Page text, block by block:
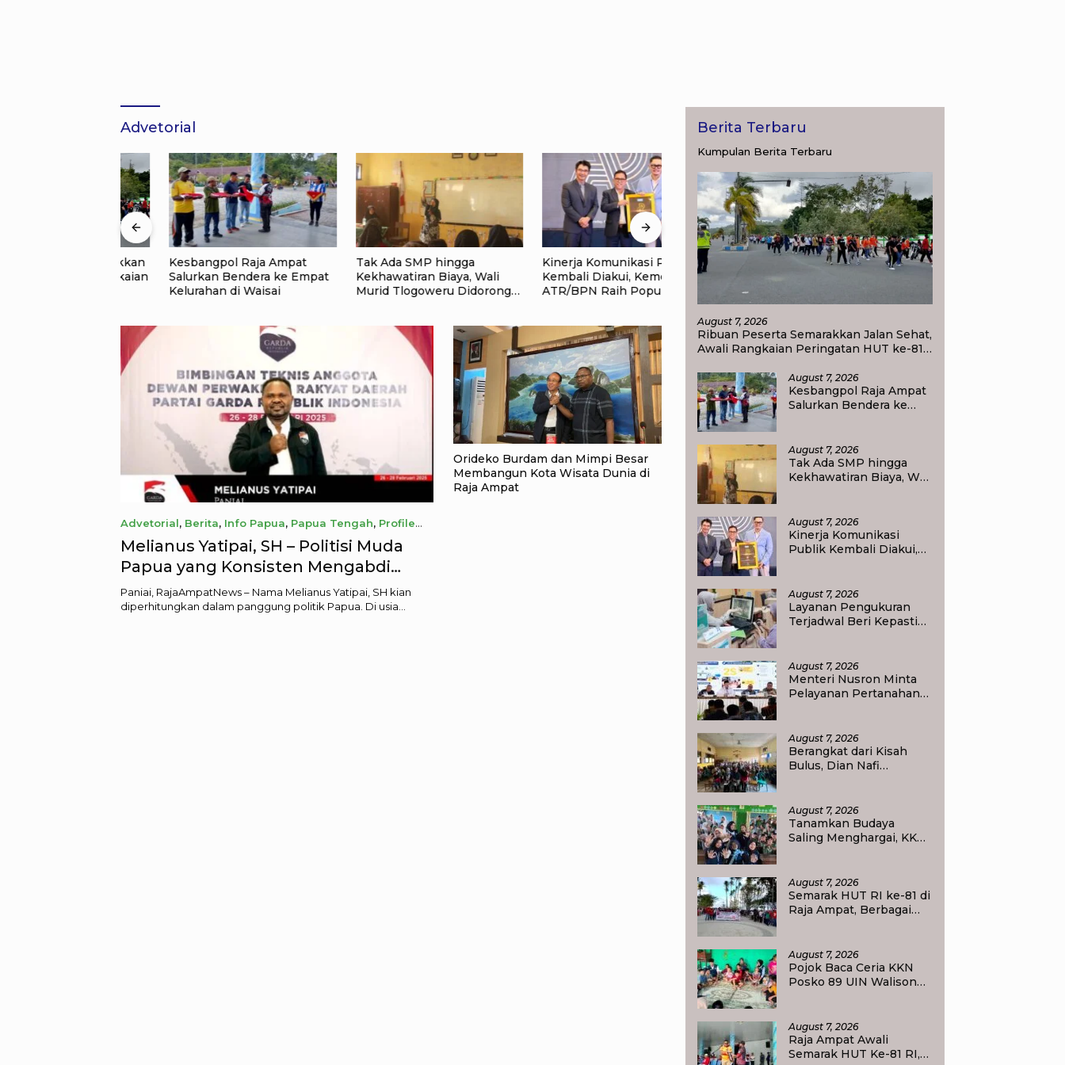
Advetorial
Kesbangpol Raja Ampat
Salurkan Bendera ke Empat
Kelurahan di Waisai
Tak Ada SMP hingga
Kekhawatiran Biaya, Wali
Murid Tlogoweru Didorong
Kinerja Komunikasi Publik
Kembali Diakui, Kementerian
ATR/BPN Raih Popular
Layanan Pengukuran
Terjadwal Beri Kepastian
Jadwal, Warga Kini Tak Lagi
Lama Menunggu Ukur Tanah
Menteri Nusron Minta
Masyarakat
Advetorial, Berita, Info Papua, Papua Tengah, Profile
October 1, 2025
Melianus Yatipai, SH – Politisi Muda
Papua yang Konsisten Mengabdi
Untuk Rakyat Lewat Jalur Politik
Paniai, RajaAmpatNews – Nama Melianus Yatipai, SH kian
diperhitungkan dalam panggung politik Papua. Di usia…
Orideko Burdam dan Mimpi Besar
Membangun Kota Wisata Dunia di
Raja Ampat
Berita Terbaru
Kumpulan Berita Terbaru
August 7, 2026
Ribuan Peserta Semarakkan Jalan Sehat,
Awali Rangkaian Peringatan HUT ke-81
August 7, 2026
Kesbangpol Raja Ampat
Salurkan Bendera ke
August 7, 2026
Tak Ada SMP hingga
Kekhawatiran Biaya, Wali
pada Pendidikan Anak
August 7, 2026
Kinerja Komunikasi
Publik Kembali Diakui,
Government Institutions
Award 2026
August 7, 2026
Layanan Pengukuran
Terjadwal Beri Kepastian
Ukur Tanah
August 7, 2026
Menteri Nusron Minta
Pelayanan Pertanahan
August 7, 2026
Berangkat dari Kisah
Bulus, Dian Nafi
untuk Melanjutkan
Pendidikan
August 7, 2026
Tanamkan Budaya
Saling Menghargai, KKN
tentang Bahaya Bullying
August 7, 2026
Semarak HUT RI ke-81 di
Raja Ampat, Berbagai
August 7, 2026
Pojok Baca Ceria KKN
Posko 89 UIN Walisongo
Sukorejo
August 7, 2026
Raja Ampat Awali
Semarak HUT Ke-81 RI,